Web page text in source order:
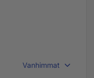
Vanhimmat